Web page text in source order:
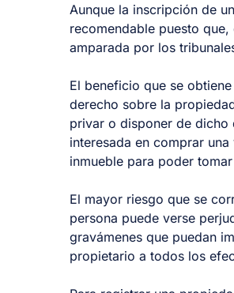
Aunque la inscripción de
recomendable puesto
amparada por los
El beneficio que se
derecho sobre la
privar o disponer de dicho
interesada en comprar
inmueble para poder tomar
El mayor riesgo que se
persona puede verse
gravámenes que puedan
propietario a todos los